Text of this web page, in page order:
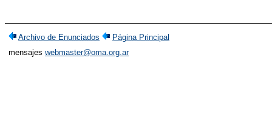
Archivo de Enunciados
Página Principal
mensajes webmaster@oma.org.ar